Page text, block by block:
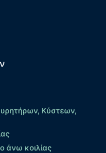
Κύστεων,
άνω κοιλίας